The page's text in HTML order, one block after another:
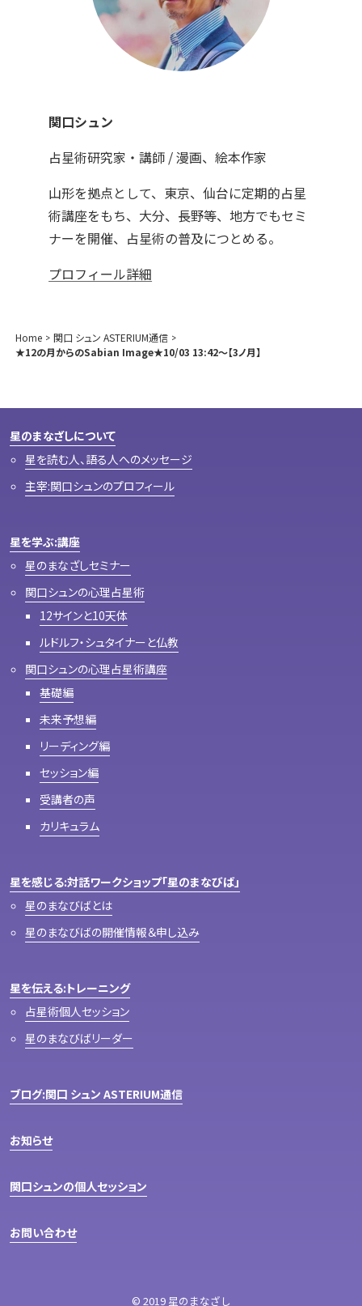
関口シュン
占星術研究家・講師 / 漫画、絵本作家
山形を拠点として、東京、仙台に定期的占星
術講座をもち、大分、長野等、地方でもセミ
ナーを開催、占星術の普及につとめる。
プロフィール詳細
Home
関口 シュン ASTERIUM通信
★12の月からのSabian Image★10/03 13:42～【3ノ月】
星のまなざしについて
星を読む人、語る人へのメッセージ
主宰:関口シュンのプロフィール
星を学ぶ:講座
星のまなざしセミナー
関口シュンの心理占星術
12サインと10天体
ルドルフ・シュタイナーと仏教
関口シュンの心理占星術講座
基礎編
未来予想編
リーディング編
セッション編
受講者の声
カリキュラム
星を感じる:対話ワークショップ「星のまなびば」
星のまなびばとは
星のまなびばの開催情報＆申し込み
星を伝える:トレーニング
占星術個人セッション
星のまなびばリーダー
ブログ:関口 シュン ASTERIUM通信
お知らせ
関口シュンの個人セッション
お問い合わせ
© 2019 星のまなざし